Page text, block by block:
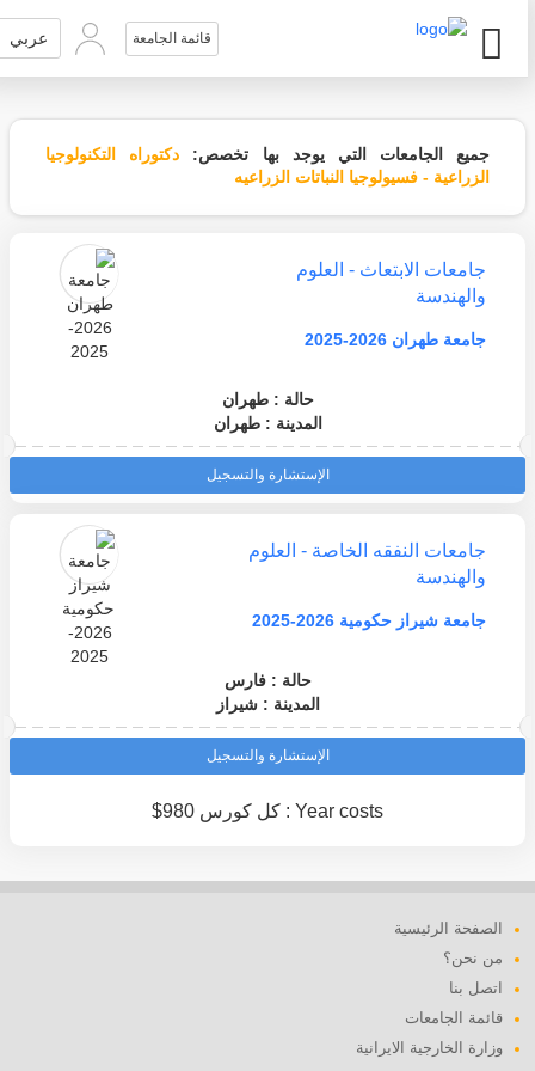
قائمة الجامعة عربي
جميع الجامعات التي يوجد بها تخصص:
دكتوراه التكنولوجيا
الزراعية - فسيولوجيا النباتات الزراعيه
جامعات الابتعاث - العلوم
والهندسة
جامعة طهران 2026-2025
حالة : طهران
المدينة : طهران
الإستشارة والتسجيل
جامعات النفقه الخاصة - العلوم
والهندسة
جامعة شيراز حكومية 2026-2025
حالة : فارس
المدينة : شيراز
الإستشارة والتسجيل
Year costs : كل كورس 980$
الصفحة الرئيسية
من نحن؟
اتصل بنا
قائمة الجامعات
وزارة الخارجية الايرانية